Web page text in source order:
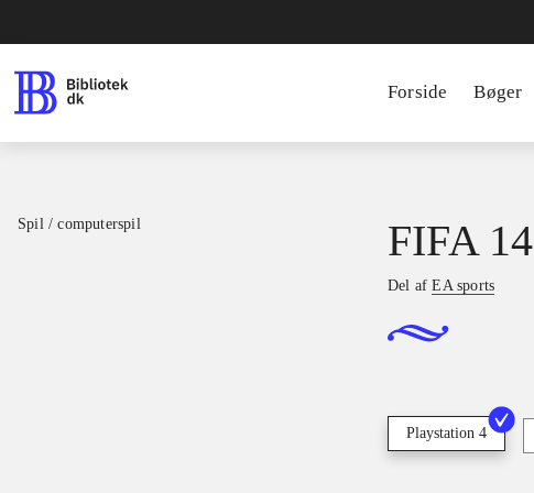
Forside Bøger
Spil / computerspil
FIFA 14
Del afEA sports
Playstation 4